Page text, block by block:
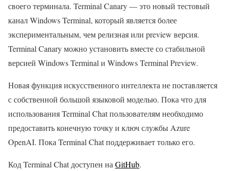
своего терминала. Terminal Canary — это новый тестовый
канал Windows Terminal, который является более
экспериментальным, чем релизная или preview версия.
Terminal Canary можно установить вместе со стабильной
версией Windows Terminal и Windows Terminal Preview.
Новая функция искусственного интеллекта не поставляется
с собственной большой языковой моделью. Пока что для
использования Terminal Chat пользователям необходимо
предоставить конечную точку и ключ службы Azure
OpenAI. Пока Terminal Chat поддерживает только его.
Код Terminal Chat доступен наGitHub.